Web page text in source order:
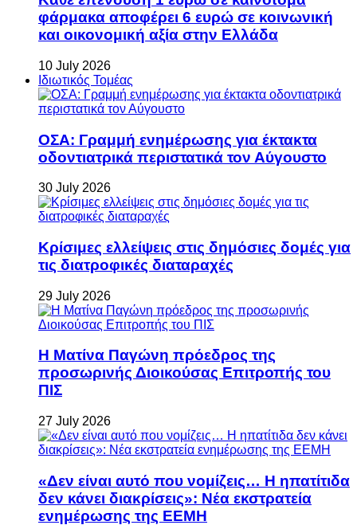
φάρμακα αποφέρει 6 ευρώ σε κοινωνική
και οικονομική αξία στην Ελλάδα
10 July 2026
Ιδιωτικός Τομέας
ΟΣΑ: Γραμμή ενημέρωσης για έκτακτα
οδοντιατρικά περιστατικά τον Αύγουστο
30 July 2026
Κρίσιμες ελλείψεις στις δημόσιες δομές για
τις διατροφικές διαταραχές
29 July 2026
Η Ματίνα Παγώνη πρόεδρος της
προσωρινής Διοικούσας Επιτροπής του
ΠΙΣ
27 July 2026
«Δεν είναι αυτό που νομίζεις… Η ηπατίτιδα
δεν κάνει διακρίσεις»: Νέα εκστρατεία
ενημέρωσης της ΕΕΜΗ